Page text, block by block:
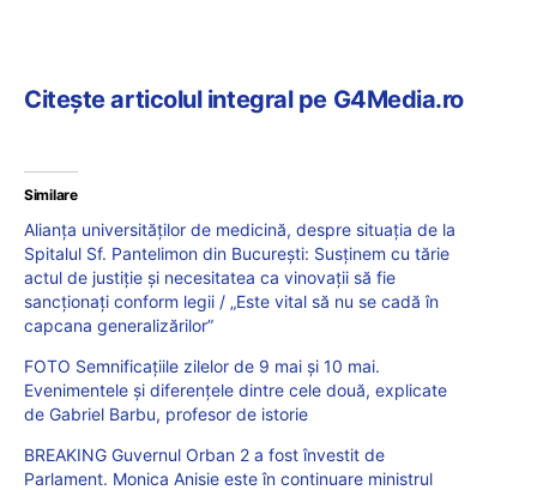
Citește articolul integral pe G4Media.ro
Similare
Alianța universităților de medicină, despre situația de la
Spitalul Sf. Pantelimon din București: Susținem cu tărie
actul de justiție și necesitatea ca vinovații să fie
sancționați conform legii / „Este vital să nu se cadă în
capcana generalizărilor”
FOTO Semnificațiile zilelor de 9 mai și 10 mai.
Evenimentele și diferențele dintre cele două, explicate
de Gabriel Barbu, profesor de istorie
BREAKING Guvernul Orban 2 a fost învestit de
Parlament. Monica Anisie este în continuare ministrul